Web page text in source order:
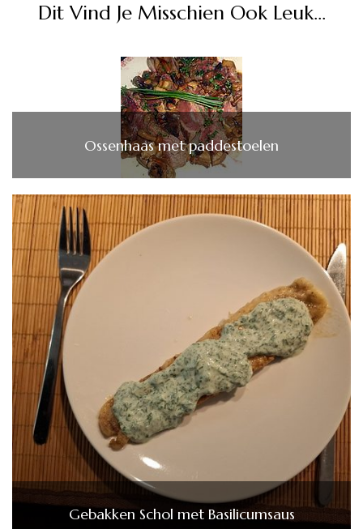
Dit Vind Je Misschien Ook Leuk...
Ossenhaas met paddestoelen
Gebakken Schol met Basilicumsaus